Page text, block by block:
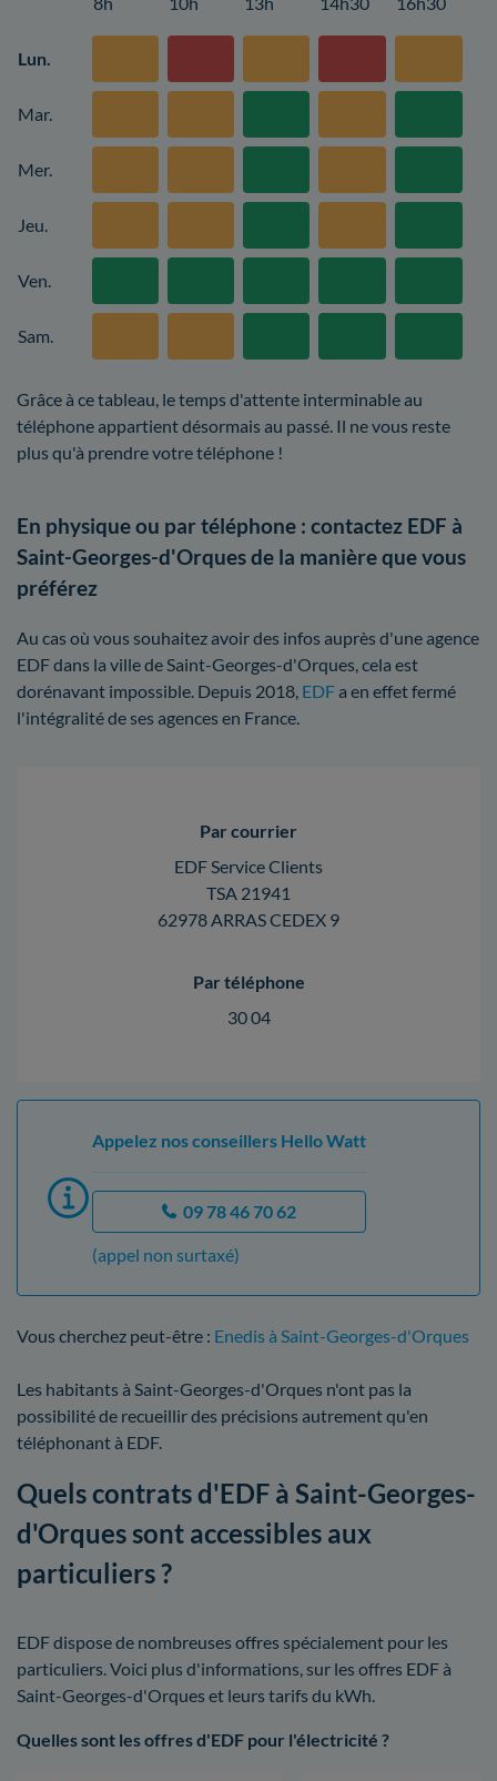
Lun.
Mar.
Mer.
Jeu.
Ven.
Sam.
Grâce à ce tableau, le temps d'attente interminable au
téléphone appartient désormais au passé. Il ne vous reste
plus qu'à prendre votre téléphone !
En physique ou par téléphone : contactez EDF à
Saint-Georges-d'Orques de la manière que vous
préférez
Au cas où vous souhaitez avoir des infos auprès d'une agence
EDF dans la ville de Saint-Georges-d'Orques, cela est
dorénavant impossible. Depuis 2018, EDFa en effet fermé
l'intégralité de ses agences en France.
Par courrier
EDF Service Clients
TSA 21941
62978 ARRAS CEDEX 9
Par téléphone
30 04
Appelez nos conseillers Hello Watt
09 78 46 70 62
(appel non surtaxé)
Vous cherchez peut-être : Enedis à Saint-Georges-d'Orques
Les habitants à Saint-Georges-d'Orques n'ont pas la
possibilité de recueillir des précisions autrement qu'en
téléphonant à EDF.
Quels contrats d'EDF à Saint-Georges-
d'Orques sont accessibles aux
particuliers ?
EDF dispose de nombreuses offres spécialement pour les
particuliers. Voici plus d'informations, sur les offres EDF à
Saint-Georges-d'Orques et leurs tarifs du kWh.
Quelles sont les offres d'EDF pour l'électricité ?